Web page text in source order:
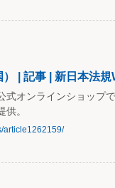
| 記事 | 新日本法規
式オンラインショップ
。
article1262159/